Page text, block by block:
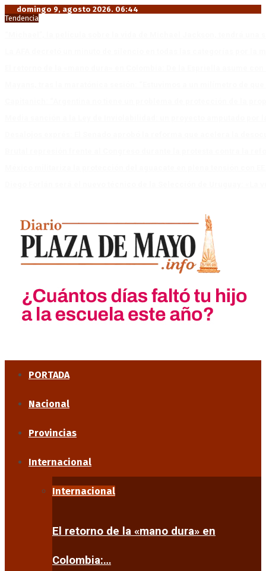
domingo 9, agosto 2026. 06:44
Tendencia
PORTADA
Nacional
Provincias
Internacional
Internacional
El retorno de la «mano dura» en
Colombia:…